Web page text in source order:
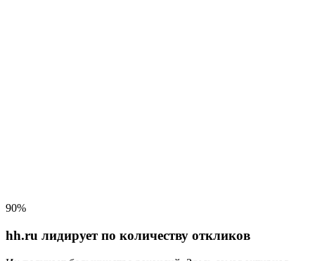
90%
hh.ru лидирует по количеству откликов